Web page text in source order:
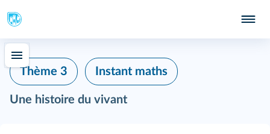
Thème 3 Instant maths
Une histoire du vivant